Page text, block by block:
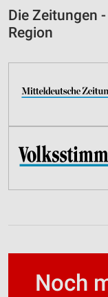
Die Zeitungen
Region
Noch